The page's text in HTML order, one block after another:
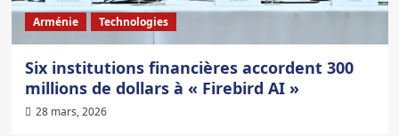
Arménie Technologies
Six institutions financières accordent 300
millions de dollars à « Firebird AI »
28 mars, 2026